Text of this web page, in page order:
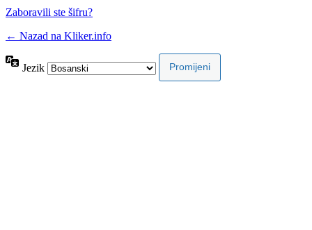
Zaboravili ste šifru?
← Nazad na Kliker.info
Jezik